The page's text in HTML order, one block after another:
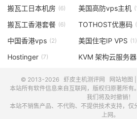
搬瓦工日本机房 (6) 美国高防vps主机
搬瓦工香港套餐 (6) TOTHOST优惠码
中国香港vps (2) 美国住宅IP VPS (1)
Hostinger (7)
© 2013-2026 虾皮主机测评网 网站地图
本站所有软件信息来自互联网，版权归原著所有
我们将及时撤销！
本站不销售产品、不代购、不提供技术支持，仅
上网。